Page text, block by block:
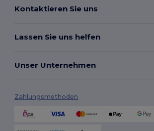
Kontaktieren Sie uns
Lassen Sie uns helfen
Unser Unternehmen
Zahlungsmethoden